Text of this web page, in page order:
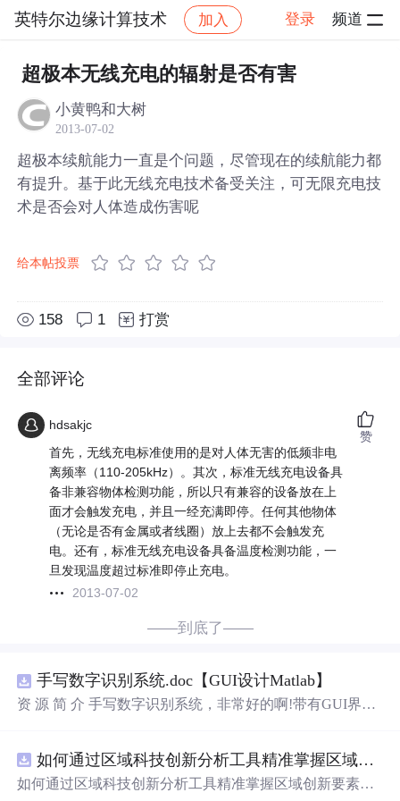
英特尔边缘计算技术 加入 登录 频道
社区 英特尔边缘计算技术 帖子详情
超极本无线充电的辐射是否有害
小黄鸭和大树
2013-07-02
超极本续航能力一直是个问题，尽管现在的续航能力都
有提升。基于此无线充电技术备受关注，可无限充电技
术是否会对人体造成伤害呢
给本帖投票
158 1 打赏
全部评论
hdsakjc
首先，无线充电标准使用的是对人体无害的低频非电
离频率（110-205kHz）。其次，标准无线充电设备具
备非兼容物体检测功能，所以只有兼容的设备放在上
面才会触发充电，并且一经充满即停。任何其他物体
（无论是否有金属或者线圈）放上去都不会触发充
电。还有，标准无线充电设备具备温度检测功能，一
旦发现温度超过标准即停止充电。
2013-07-02
赞
——到底了——
手写数字识别系统.doc【GUI设计Matlab】
资 源 简 介 手写数字识别系统，非常好的啊!带有GUI界
带有直观的图形用户界面（GUI），非常容易使用。你只
需要将手写数字输入系统，它将立即给出准确的识别结
如何通过区域科技创新分析工具精准掌握区域创新要素分布与产业链融合现状？.docx
如何通过区域科技创新分析工具精准掌握区域创新要素分